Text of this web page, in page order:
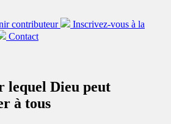
contributeur
Inscrivez-vous à la
Contact
lequel Dieu peut
à tous